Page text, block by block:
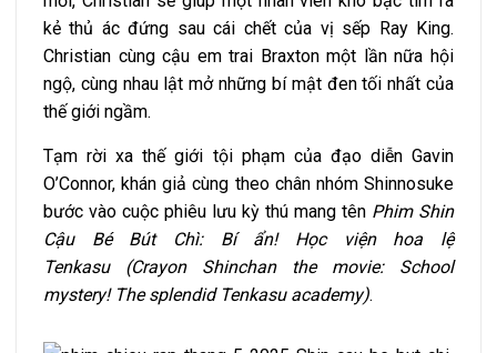
kẻ thủ ác đứng sau cái chết của vị sếp Ray King.
Christian cùng cậu em trai Braxton một lần nữa hội
ngộ, cùng nhau lật mở những bí mật đen tối nhất của
thế giới ngầm.
Tạm rời xa thế giới tội phạm của đạo diễn Gavin
O’Connor, khán giả cùng theo chân nhóm Shinnosuke
bước vào cuộc phiêu lưu kỳ thú mang tên Phim Shin
Cậu Bé Bút Chì: Bí ẩn! Học viện hoa lệ
Tenkasu (Crayon Shinchan the movie: School
mystery! The splendid Tenkasu academy).